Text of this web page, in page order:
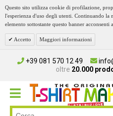
Questo sito utilizza cookie di profilazione,
l'esperienza d'uso degli utenti. Continuando la
elemento sottostante questo banner acconsenti
Accetto Maggiori informazioni
+39 081 570 12 49
oltre 20.000